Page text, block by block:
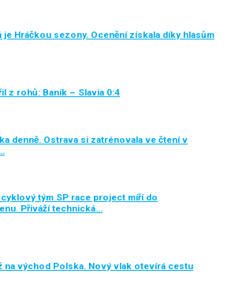
je Hráčkou sezony. Ocenění získala díky hlasům
z rohů: Baník – Slavia 0:4
denně. Ostrava si zatrénovala ve čtení v
tým SP race project míří do
Přiváží technická…
na východ Polska. Nový vlak otevírá cestu